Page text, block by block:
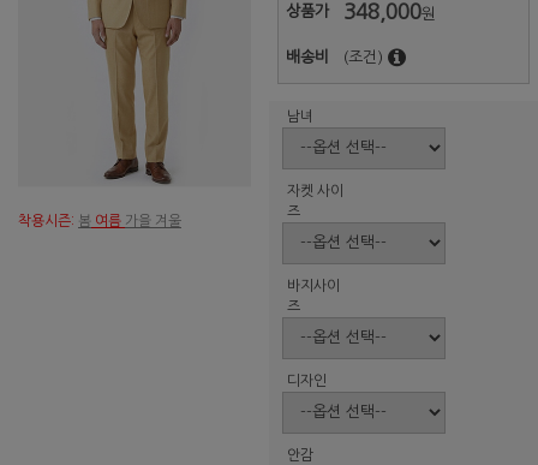
착용시즌: 봄 여름 가을 겨울
상품가 348,000원
배송비 (조건)
남녀
자켓 사이
즈
바지사이
즈
디자인
안감